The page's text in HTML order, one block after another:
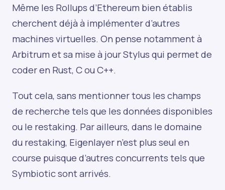
Même les Rollups d’Ethereum bien établis
cherchent déjà à implémenter d’autres
machines virtuelles. On pense notamment à
Arbitrum et sa mise à jour Stylus qui permet de
coder en Rust, C ou C++.
Tout cela, sans mentionner tous les champs
de recherche tels que les données disponibles
ou le restaking. Par ailleurs, dans le domaine
du restaking, Eigenlayer n’est plus seul en
course puisque d’autres concurrents tels que
Symbiotic sont arrivés.